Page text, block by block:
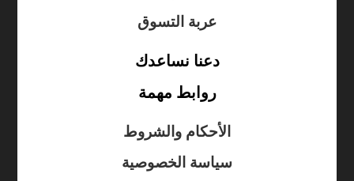
عربة التسوق
دعنا نساعدك
روابط مهمة
الأحكام والشروط
سياسة الخصوصية